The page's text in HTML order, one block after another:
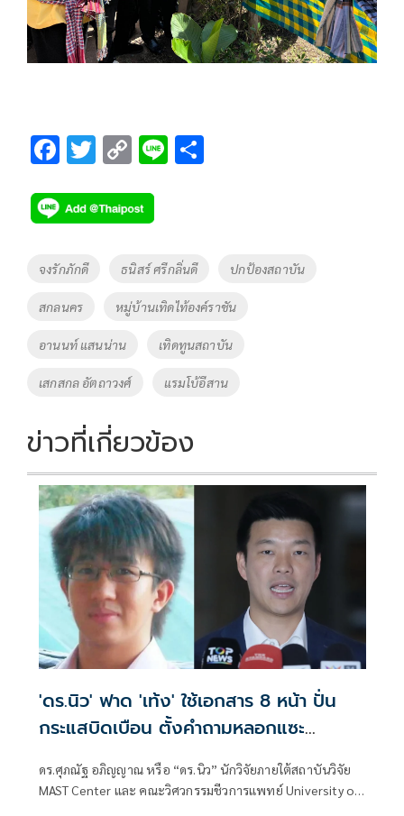
F
e
b
o
k
T
tt
er
C
p
y
Li
n
k
Li
Tags
จงรักภักดี ธนิสร์ ศรีกลิ่นดี ปกป้องสถาบัน
สกลนคร หมู่บ้านเทิดไท้องค์ราชัน
อานนท์ แสนน่าน เทิดทูนสถาบัน
เสกสกล อัตถาวงศ์ แรมโบ้อีสาน
ข่าวที่เกี่ยวข้อง
'ดร.นิว' ฟาด 'เท้ง' ใช้เอกสาร 8 หน้า ปั่น
กระแสบิดเบือน ตั้งคำถามหลอกแซะ
ดร.ศุภณัฐ อภิญญาณ หรือ “ดร.นิว” นักวิจัยภายใต้สถาบันวิจัย
MAST Center และ คณะวิศวกรรมชีวการแพทย์ University of